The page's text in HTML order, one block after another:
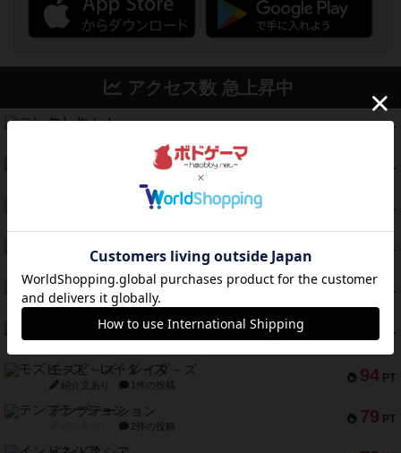
アクセス数 急上昇中
340 PT
コレクト！
PT
無限まちがいさがし
PT
ガルフストライク
PT
紹介文なし 1件の投稿
PT
1809
紹介文あり 1件の投稿
108 PT
ファースト・イン・フライト
紹介文あり 3件の投稿
94 PT
モズビ－ズ・レイダ－ズ
紹介文あり 1件の投稿
79 PT
テンプテーション
2件の投稿